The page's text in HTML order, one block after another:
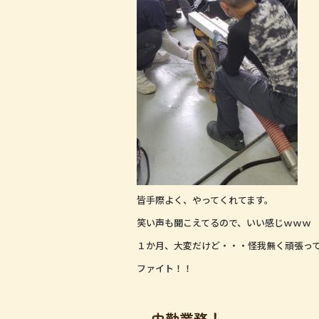
皆手際よく、やってくれてます。
笑い声も聞こえてるので、いい感じｗｗｗ
１か月、大変だけど・・・怪我無く頑張っ
ファイト！！